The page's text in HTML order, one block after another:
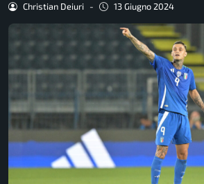
Christian Deiuri - 13 Giugno 2024